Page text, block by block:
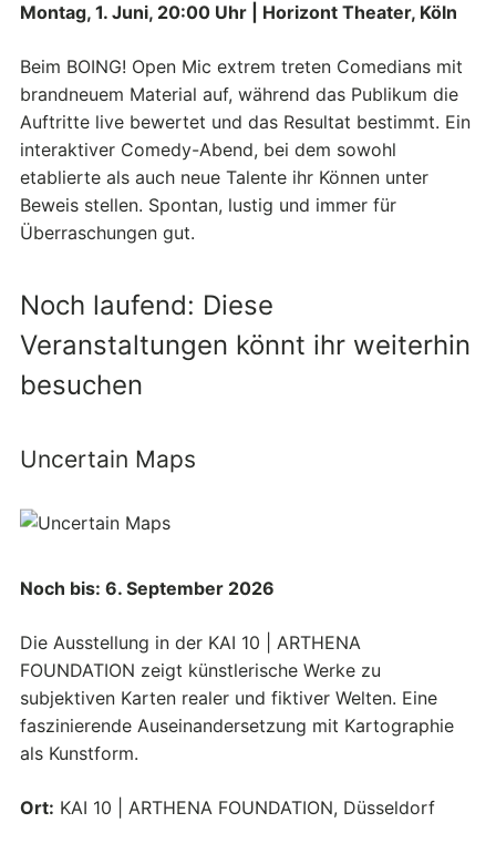
Montag, 1. Juni, 20:00 Uhr | Horizont Theater, Köln
Beim BOING! Open Mic extrem treten Comedians mit
brandneuem Material auf, während das Publikum die
Auftritte live bewertet und das Resultat bestimmt. Ein
interaktiver Comedy-Abend, bei dem sowohl
etablierte als auch neue Talente ihr Können unter
Beweis stellen. Spontan, lustig und immer für
Überraschungen gut.
Noch laufend: Diese
Veranstaltungen könnt ihr weiterhin
besuchen
Uncertain Maps
Noch bis: 6. September 2026
Die Ausstellung in der KAI 10 | ARTHENA
FOUNDATION zeigt künstlerische Werke zu
subjektiven Karten realer und fiktiver Welten. Eine
faszinierende Auseinandersetzung mit Kartographie
als Kunstform.
Ort: KAI 10 | ARTHENA FOUNDATION, Düsseldorf